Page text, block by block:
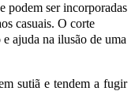
podem ser incorporadas
casuais. O corte
ajuda na ilusão de uma
sutiã e tendem a fugir